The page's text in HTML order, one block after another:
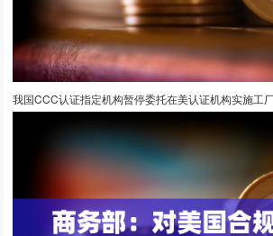
我国CCC认证指定机构暂停委托在美认证机构实施工